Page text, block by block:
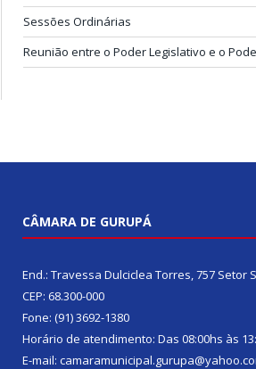
Sessões Ordinárias
Reunião entre o Poder Legislativo e o
CÂMARA DE GURUPÁ
End.: Travessa Dulciclea Torres, 757 Setor
CEP: 68.300-000
Fone: (91) 3692-1380
Horário de atendimento: Das 08:00hs às
E-mail: